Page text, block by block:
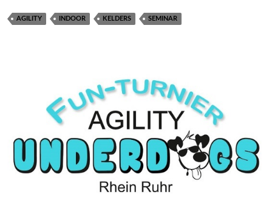
AGILITY INDOOR KELDERS SEMINAR